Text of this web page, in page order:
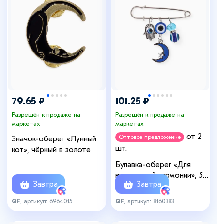
79.65 ₽
Разрешён к продаже на
маркетах
Значок-оберег «Лунный
кот», чёрный в золоте
Завтра
QF , артикул: 6964015
101.25 ₽
Разрешён к продаже на
маркетах
Оптовое предложение
от 2
шт.
Булавка-оберег «Для
внутренней гармонии», 5
см, синяя в серебре
Завтра
QF , артикул: 8160383